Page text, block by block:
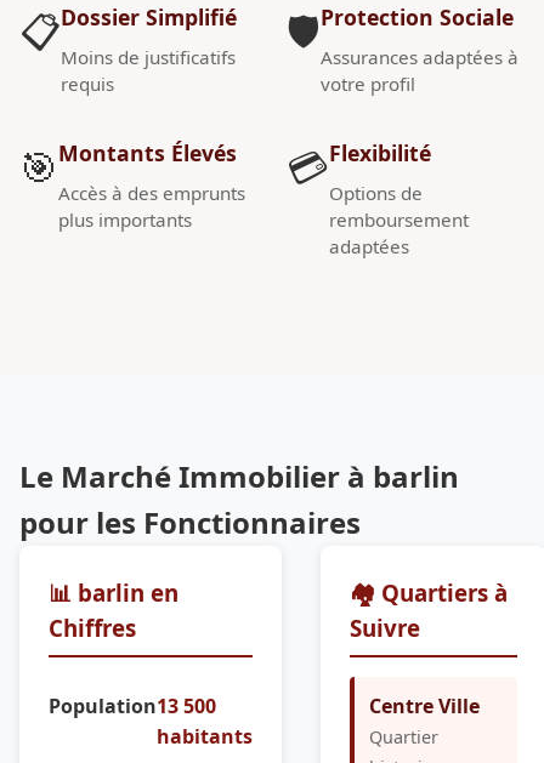
📋Dossier Simplifié
Moins de justificatifs
requis
🎯 Montants Élevés
Accès à des emprunts
plus importants
🛡️Protection Sociale
Assurances adaptées à
votre profil
💳Flexibilité
Options de
remboursement
adaptées
Le Marché Immobilier à barlin
pour les Fonctionnaires
📊 barlin en
Chiffres
Population13 500
habitants
🏘️ Quartiers à
Suivre
Centre Ville
Quartier